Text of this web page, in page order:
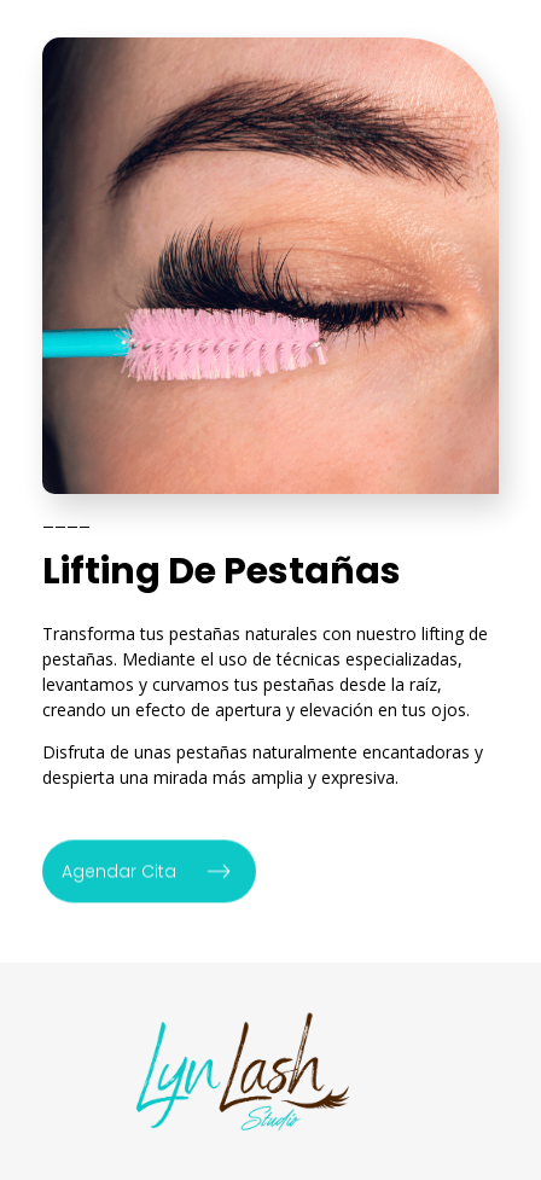
Lifting De Pestañas
Transforma tus pestañas naturales con nuestro lifting de
pestañas. Mediante el uso de técnicas especializadas,
levantamos y curvamos tus pestañas desde la raíz,
creando un efecto de apertura y elevación en tus ojos.
Disfruta de unas pestañas naturalmente encantadoras y
despierta una mirada más amplia y expresiva.
Agendar Cita